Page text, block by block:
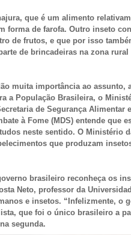
que é um alimento
forma de farofa. Outro inseto
de frutos, e que por isso
de brincadeiras na zona
muita importância ao assunto,
a População Brasileira, o
de Segurança
à Fome (MDS) entende que
neste sentido. O Ministério
que produzam
brasileiro reconheça os
Neto, professor da
e insetos. “Infelizmente, o
que foi o único brasileiro a
segunda.